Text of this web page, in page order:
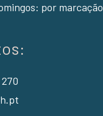
por marcação
270